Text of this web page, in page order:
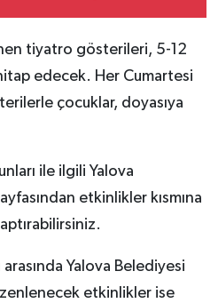
tiyatro gösterileri, 5-12
edecek. Her Cumartesi
çocuklar, doyasıya
ile ilgili Yalova
etkinlikler kısmına
Yalova Belediyesi
etkinlikler ise